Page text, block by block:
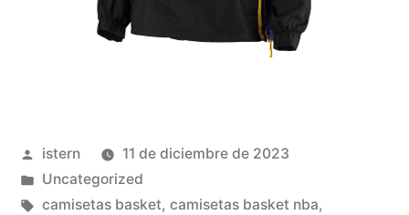
Publicado
por
istern
11 de diciembre de 2023
Publicado
en
Uncategorized
Etiquetas:
camisetas basket, camisetas basket nba,